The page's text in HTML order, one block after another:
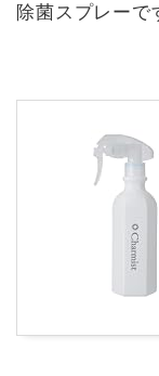
除菌スプレーで